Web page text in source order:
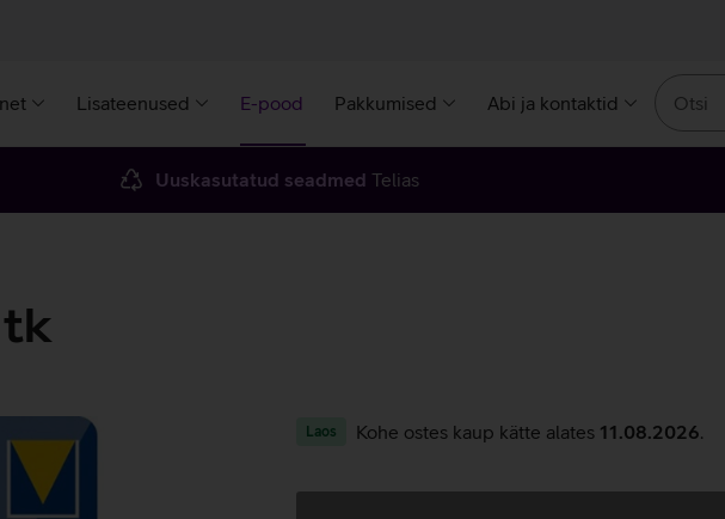
Lisateenused E-pood Pakkumised Abi ja kontaktid
Uuskasutatud seadmed Telias
Laos Kohe ostes kaup kätte alates 11.08.2026